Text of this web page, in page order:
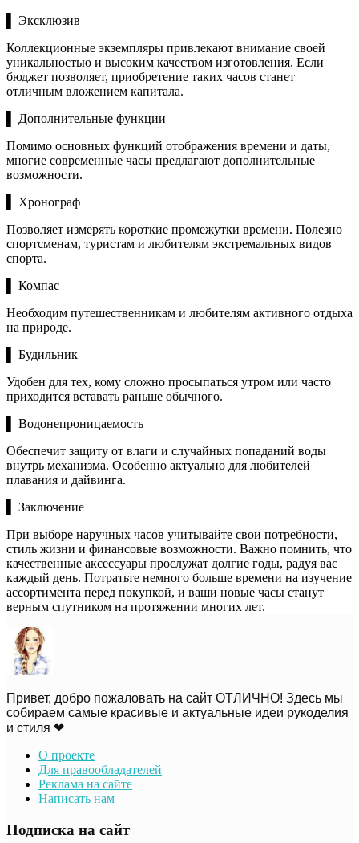
▌ Эксклюзив
Коллекционные экземпляры привлекают внимание своей
уникальностью и высоким качеством изготовления. Если
бюджет позволяет, приобретение таких часов станет
отличным вложением капитала.
▌ Дополнительные функции
Помимо основных функций отображения времени и даты,
многие современные часы предлагают дополнительные
возможности.
▌ Хронограф
Позволяет измерять короткие промежутки времени. Полезно
спортсменам, туристам и любителям экстремальных видов
спорта.
▌ Компас
Необходим путешественникам и любителям активного отдыха
на природе.
▌ Будильник
Удобен для тех, кому сложно просыпаться утром или часто
приходится вставать раньше обычного.
▌ Водонепроницаемость
Обеспечит защиту от влаги и случайных попаданий воды
внутрь механизма. Особенно актуально для любителей
плавания и дайвинга.
▌ Заключение
При выборе наручных часов учитывайте свои потребности,
стиль жизни и финансовые возможности. Важно помнить, что
качественные аксессуары прослужат долгие годы, радуя вас
каждый день. Потратьте немного больше времени на изучение
ассортимента перед покупкой, и ваши новые часы станут
верным спутником на протяжении многих лет.
Привет, добро пожаловать на сайт ОТЛИЧНО! Здесь мы
собираем самые красивые и актуальные идеи рукоделия
и стиля ❤
О проекте
Для правообладателей
Реклама на сайте
Написать нам
Подписка на сайт